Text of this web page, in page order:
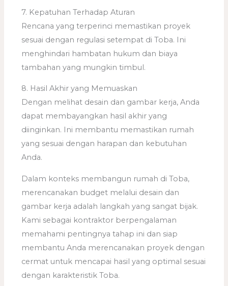
7. Kepatuhan Terhadap Aturan
Rencana yang terperinci memastikan proyek
sesuai dengan regulasi setempat di Toba. Ini
menghindari hambatan hukum dan biaya
tambahan yang mungkin timbul.
8. Hasil Akhir yang Memuaskan
Dengan melihat desain dan gambar kerja, Anda
dapat membayangkan hasil akhir yang
diinginkan. Ini membantu memastikan rumah
yang sesuai dengan harapan dan kebutuhan
Anda.
Dalam konteks membangun rumah di Toba,
merencanakan budget melalui desain dan
gambar kerja adalah langkah yang sangat bijak.
Kami sebagai kontraktor berpengalaman
memahami pentingnya tahap ini dan siap
membantu Anda merencanakan proyek dengan
cermat untuk mencapai hasil yang optimal sesuai
dengan karakteristik Toba.